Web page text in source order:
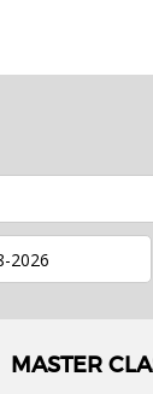
MASTER